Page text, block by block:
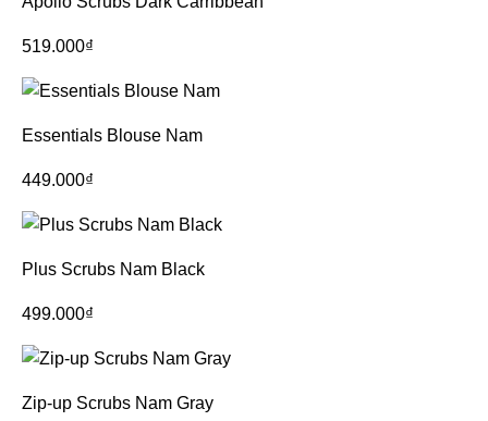
519.000₫
Essentials Blouse Nam
449.000₫
Plus Scrubs Nam Black
499.000₫
Zip-up Scrubs Nam Gray